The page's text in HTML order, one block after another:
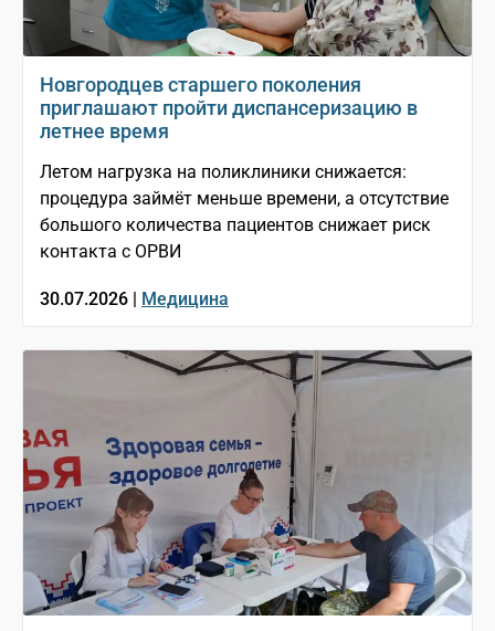
Новгородцев старшего поколения
приглашают пройти диспансеризацию в
летнее время
Летом нагрузка на поликлиники снижается:
процедура займёт меньше времени, а отсутствие
большого количества пациентов снижает риск
контакта с ОРВИ
30.07.2026 | Медицина